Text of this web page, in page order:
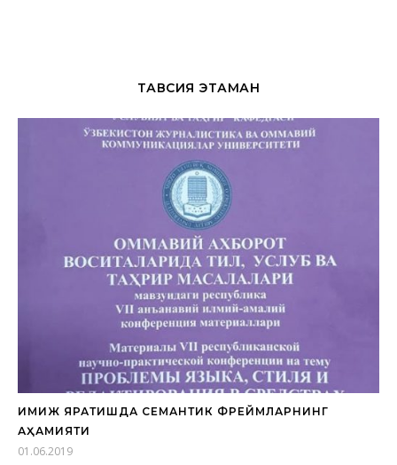
ТАВСИЯ ЭТАМАН
ИМИЖ ЯРАТИШДА СЕМАНТИК ФРЕЙМЛАРНИНГ
АҲАМИЯТИ
01.06.2019